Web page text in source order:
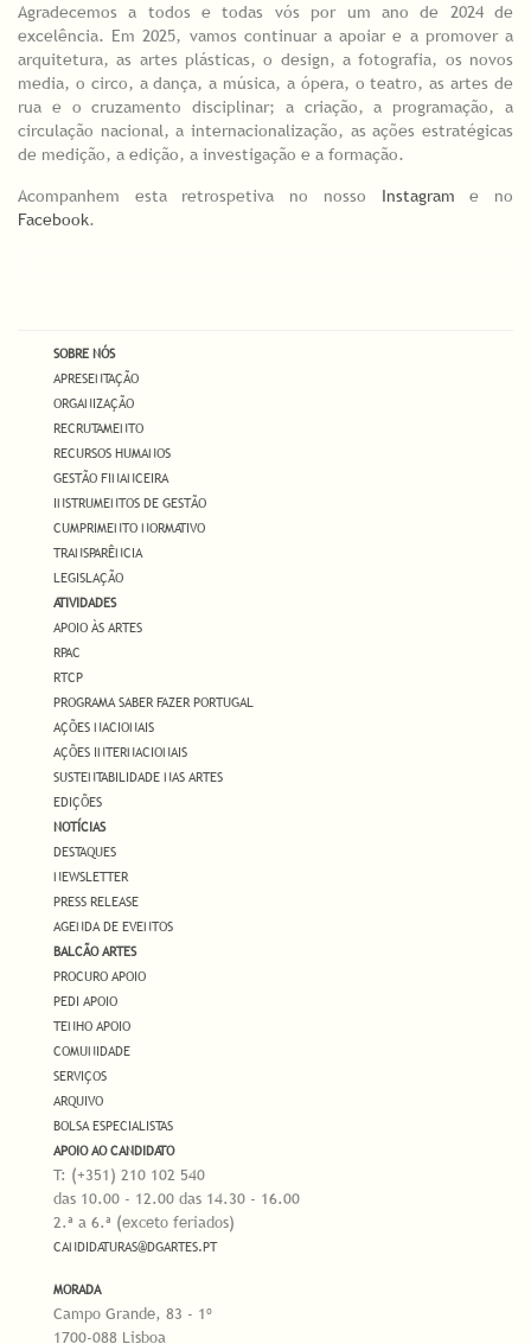
Agradecemos a todos e todas vós por um ano de 2024 de
excelência. Em 2025, vamos continuar a apoiar e a promover a
arquitetura, as artes plásticas, o design, a fotografia, os novos
media, o circo, a dança, a música, a ópera, o teatro, as artes de
rua e o cruzamento disciplinar; a criação, a programação, a
circulação nacional, a internacionalização, as ações estratégicas
de medição, a edição, a investigação e a formação.
Acompanhem esta retrospetiva no nosso Instagram e no
Facebook.
SOBRE NÓS
APRESENTAÇÃO
ORGANIZAÇÃO
RECRUTAMENTO
RECURSOS HUMANOS
GESTÃO FINANCEIRA
INSTRUMENTOS DE GESTÃO
CUMPRIMENTO NORMATIVO
TRANSPARÊNCIA
LEGISLAÇÃO
ATIVIDADES
APOIO ÀS ARTES
RPAC
RTCP
PROGRAMA SABER FAZER PORTUGAL
AÇÕES NACIONAIS
AÇÕES INTERNACIONAIS
SUSTENTABILIDADE NAS ARTES
EDIÇÕES
NOTÍCIAS
DESTAQUES
NEWSLETTER
PRESS RELEASE
AGENDA DE EVENTOS
BALCÃO ARTES
PROCURO APOIO
PEDI APOIO
TENHO APOIO
COMUNIDADE
SERVIÇOS
ARQUIVO
BOLSA ESPECIALISTAS
APOIO AO CANDIDATO
T: (+351) 210 102 540
das 10.00 - 12.00 das 14.30 - 16.00
2.ª a 6.ª (exceto feriados)
CANDIDATURAS@DGARTES.PT
MORADA
Campo Grande, 83 - 1º
1700-088 Lisboa